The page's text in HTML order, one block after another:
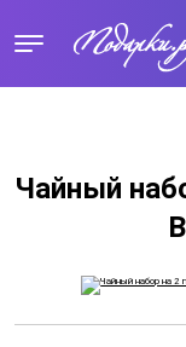
Чайный